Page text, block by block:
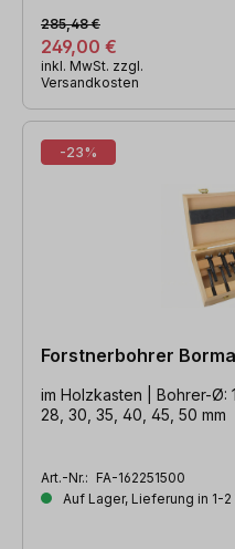
249,00 €
285,48 €
inkl. MwSt. zzgl.
Versandkosten
-23%
Forstnerbohrer
im Holzkasten | Bohrer-Ø:
28, 30, 35, 40, 45, 50 mm
Art.-Nr.: FA-162251500
Auf Lager, Lieferung in 1-